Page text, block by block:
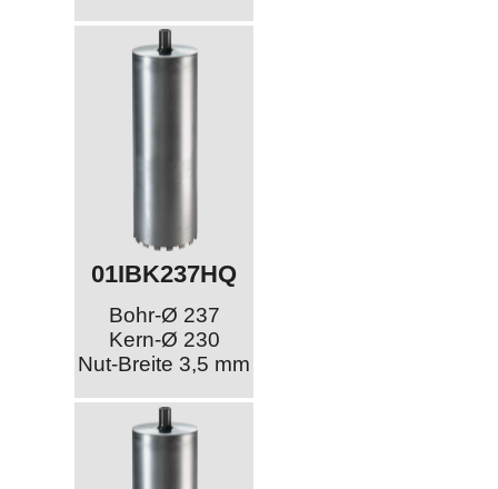
01IBK237HQ
Bohr-Ø 237
Kern-Ø 230
Nut-Breite 3,5 mm